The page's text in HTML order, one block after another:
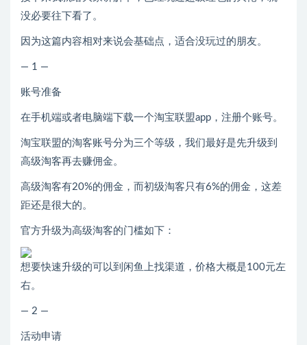
没必要往下看了。
因为这篇内容相对来说会基础点，适合没玩过的朋友。
— 1 —
账号准备
在手机端或者电脑端下载一个淘宝联盟app，注册个账号。
淘宝联盟的淘客账号分为三个等级，我们最好是先升级到
高级淘客再去赚佣金。
高级淘客有20%的佣金，而初级淘客只有6%的佣金，这差
距还是很大的。
官方升级为高级淘客的门槛如下：
想要快速升级的可以到闲鱼上找渠道，价格大概是100元左
右。
— 2 —
活动申请